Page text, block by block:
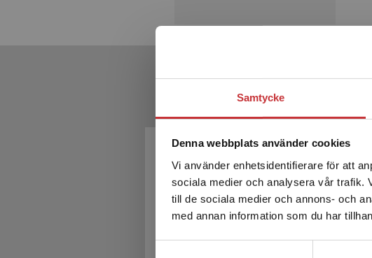
Samtycke
Denna webbplats använder cookies
Vi använder enhetsidentifierare för att
sociala medier och analysera vår trafik.
till de sociala medier och annons- och
med annan information som du har
Det
enhet
Sverige.